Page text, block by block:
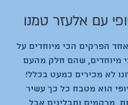
עם אלעזר טמנו
הפרקים הכי מיוחדים על
מיוחדים, שהם חלק מהעם
לא מכירים כמעט בכלל!
הוא מטבח כל כך עשיר